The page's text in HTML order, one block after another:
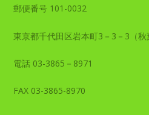
郵便番号 101-0032
東京都千代田区岩本町3－3－3（秋
電話 03-3865－8971
FAX 03-3865-8970